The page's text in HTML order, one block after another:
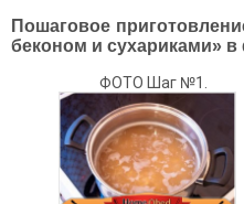
Пошаговое
беконом и сухариками» в
ФОТО Шаг №1.